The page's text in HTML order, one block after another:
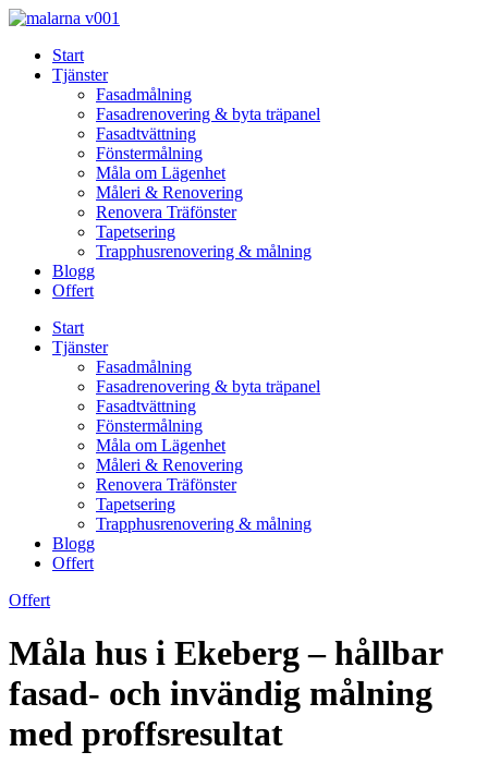
Skip
contentStart
Tjänster
Fasadmålning
Fasadrenovering & byta träpanel
Fasadtvättning
Fönstermålning
Måla om Lägenhet
Måleri & Renovering
Renovera Träfönster
Tapetsering
Trapphusrenovering & målning
Blogg
Offert
Start
Tjänster
Fasadmålning
Fasadrenovering & byta träpanel
Fasadtvättning
Fönstermålning
Måla om Lägenhet
Måleri & Renovering
Renovera Träfönster
Tapetsering
Trapphusrenovering & målning
Blogg
Offert
Offert
Måla hus i Ekeberg – hållbar
fasad- och invändig målning
med proffsresultat